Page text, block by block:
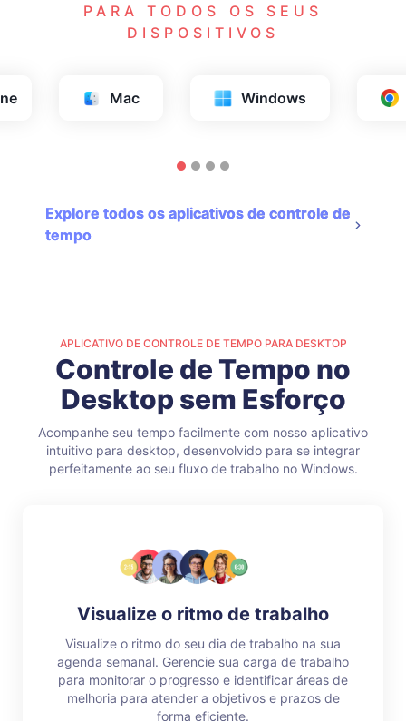
PARA TODOS OS SEUS
DISPOSITIVOS
Chrome Firefox
Explore todos os aplicativos de controle de
tempo
APLICATIVO DE CONTROLE DE TEMPO PARA DESKTOP
Controle de Tempo no
Desktop sem Esforço
Acompanhe seu tempo facilmente com nosso aplicativo
intuitivo para desktop, desenvolvido para se integrar
perfeitamente ao seu fluxo de trabalho no Windows.
Visualize o ritmo de trabalho
Visualize o ritmo do seu dia de trabalho na sua
agenda semanal. Gerencie sua carga de trabalho
para monitorar o progresso e identificar áreas de
melhoria para atender a objetivos e prazos de
forma eficiente.